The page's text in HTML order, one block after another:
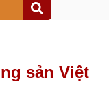
sản Việt